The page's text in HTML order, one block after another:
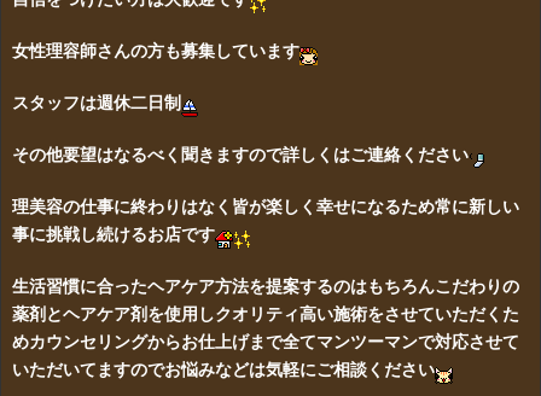
女性理容師さんの方も募集しています
スタッフは週休二日制
その他要望はなるべく聞きますので詳しくはご連絡ください
理美容の仕事に終わりはなく皆が楽しく幸せになるため常に新しい
事に挑戦し続けるお店です
生活習慣に合ったヘアケア方法を提案するのはもちろんこだわりの
薬剤とヘアケア剤を使用しクオリティ高い施術をさせていただくた
めカウンセリングからお仕上げまで全てマンツーマンで対応させて
いただいてますのでお悩みなどは気軽にご相談ください